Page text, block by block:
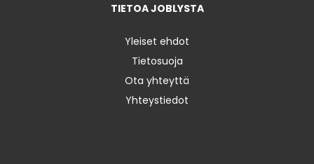
TIETOA JOBLYSTA
Yleiset ehdot
Tietosuoja
Ota yhteyttä
Yhteystiedot